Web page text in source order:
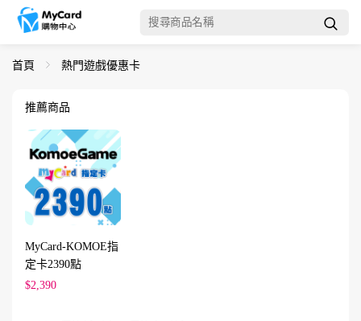
首頁 熱門遊戲優惠卡
推薦商品
MyCard-KOMOE指
定卡2390點
$2,390